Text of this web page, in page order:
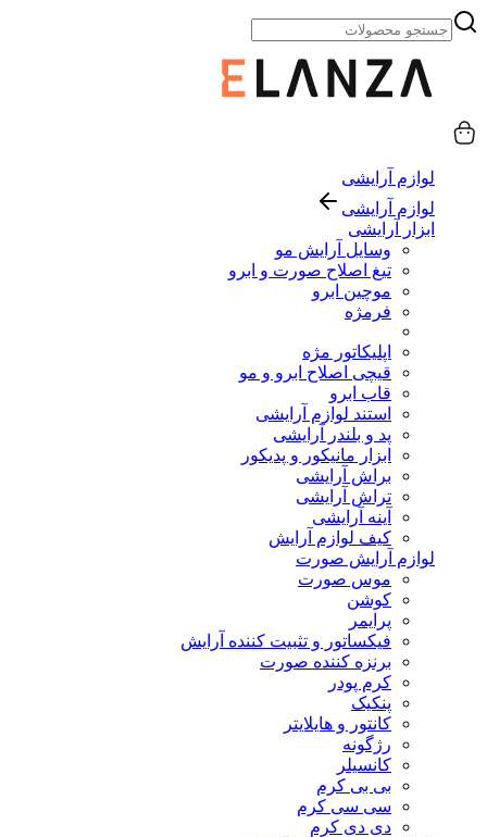
لوازم آرایشی
لوازم آرایشی
ابزار آرایشی
وسایل آرایش مو
تیغ اصلاح صورت و ابرو
موچین ابرو
فرمژه
اپلیکاتور مژه
قیچی اصلاح ابرو و مو
قاب ابرو
استند لوازم آرایشی
پد و بلندر آرایشی
ابزار مانیکور و پدیکور
براش آرایشی
تراش آرایشی
آینه آرایشی
کیف لوازم آرایش
لوازم آرایش صورت
موس صورت
کوشن
پرایمر
فیکساتور و تثبیت کننده آرایش
برنزه کننده صورت
کرم پودر
پنکیک
کانتور و هایلایتر
رژگونه
کانسیلر
بی بی کرم
سی سی کرم
دی دی کرم